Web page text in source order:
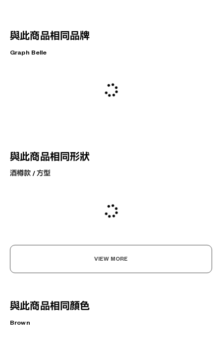
與此商品相同品牌
Graph Belle
與此商品相同形狀
酒樽款 / 方型
VIEW MORE
與此商品相同顏色
Brown